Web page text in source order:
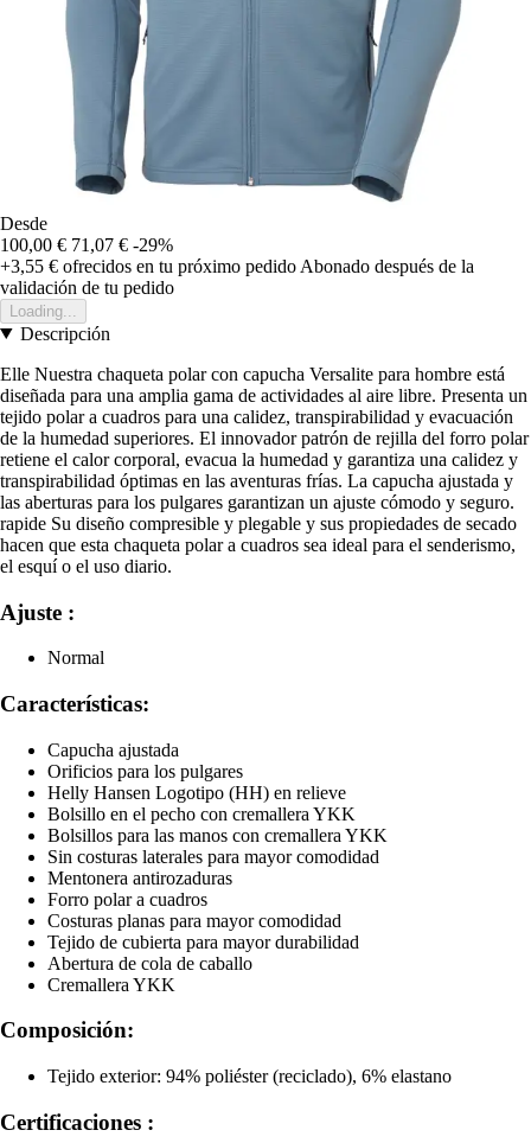
Desde
100,00 € 71,07 € -29%
+3,55 € ofrecidos en tu próximo pedido Abonado después de la
validación de tu pedido
Loading...
Descripción
Elle Nuestra chaqueta polar con capucha Versalite para hombre está
diseñada para una amplia gama de actividades al aire libre. Presenta un
tejido polar a cuadros para una calidez, transpirabilidad y evacuación
de la humedad superiores. El innovador patrón de rejilla del forro polar
retiene el calor corporal, evacua la humedad y garantiza una calidez y
transpirabilidad óptimas en las aventuras frías. La capucha ajustada y
las aberturas para los pulgares garantizan un ajuste cómodo y seguro.
rapide Su diseño compresible y plegable y sus propiedades de secado
hacen que esta chaqueta polar a cuadros sea ideal para el senderismo,
el esquí o el uso diario.
Ajuste :
Normal
Características:
Capucha ajustada
Orificios para los pulgares
Helly Hansen Logotipo (HH) en relieve
Bolsillo en el pecho con cremallera YKK
Bolsillos para las manos con cremallera YKK
Sin costuras laterales para mayor comodidad
Mentonera antirozaduras
Forro polar a cuadros
Costuras planas para mayor comodidad
Tejido de cubierta para mayor durabilidad
Abertura de cola de caballo
Cremallera YKK
Composición:
Tejido exterior: 94% poliéster (reciclado), 6% elastano
Certificaciones :